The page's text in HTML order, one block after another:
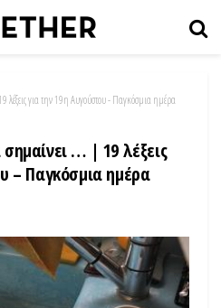
λέξεις για την 19η Αυγούστου - Παγκόσμια ημέρα
… | 19 λέξεις
– Παγκόσμια ημέρα